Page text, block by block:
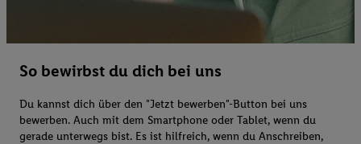
So bewirbst du dich bei uns
Du kannst dich über den "Jetzt bewerben"-Button bei uns
bewerben. Auch mit dem Smartphone oder Tablet, wenn du
gerade unterwegs bist. Es ist hilfreich, wenn du Anschreiben,